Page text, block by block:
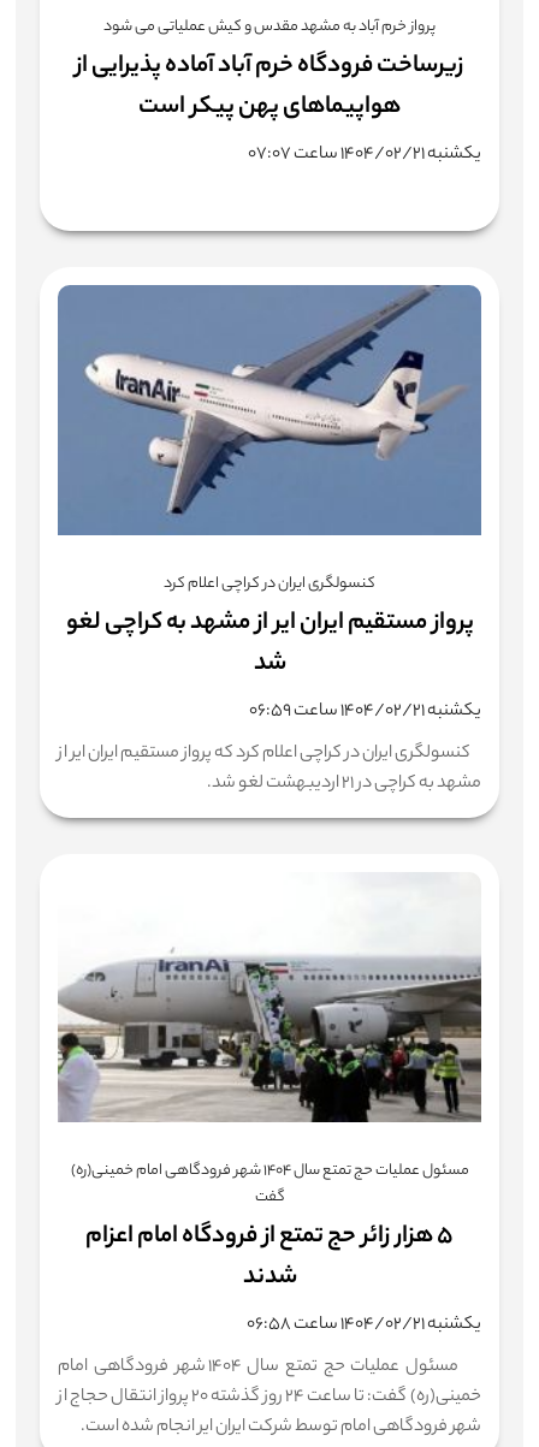
پرواز خرم آباد به مشهد مقدس و کیش عملیاتی می شود
زیرساخت فرودگاه خرم آباد آماده پذیرایی از
هواپیماهای پهن پیکر است
یکشنبه ۱۴۰۴/۰۲/۲۱ ساعت ۰۷:۰۷
کنسولگری ایران در کراچی اعلام کرد
پرواز مستقیم ایران‌ ایر از مشهد به کراچی لغو
شد
یکشنبه ۱۴۰۴/۰۲/۲۱ ساعت ۰۶:۵۹
کنسولگری ایران در کراچی اعلام کرد که پرواز مستقیم ایران ایر از
مشهد به کراچی در ۲۱ اردیبهشت لغو شد.
مسئول عملیات حج تمتع سال ۱۴۰۴ شهر فرودگاهی امام خمینی(ره)
گفت
۵ هزار زائر حج تمتع از فرودگاه امام اعزام
شدند
یکشنبه ۱۴۰۴/۰۲/۲۱ ساعت ۰۶:۵۸
مسئول عملیات حج تمتع سال ۱۴۰۴ شهر فرودگاهی امام
خمینی(ره) گفت: تا ساعت ۲۴ روز گذشته ۲۰ پرواز انتقال حجاج از
شهر فرودگاهی امام توسط شرکت ایران ایر انجام شده است.